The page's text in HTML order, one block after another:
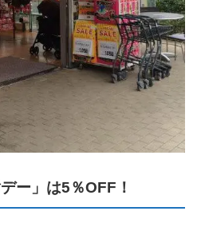
ー」は5％OFF！